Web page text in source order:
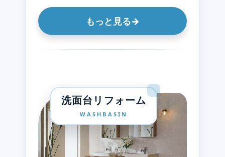
もっと見る→
洗面台リフォーム
WASHBASIN